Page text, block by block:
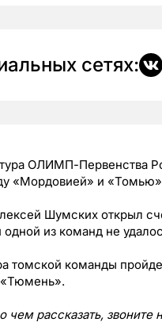
сетях:
ОЛИМП-Первенства
«Мордовией» и
Шумских открыл
из команд не
томской команды
чем рассказать,